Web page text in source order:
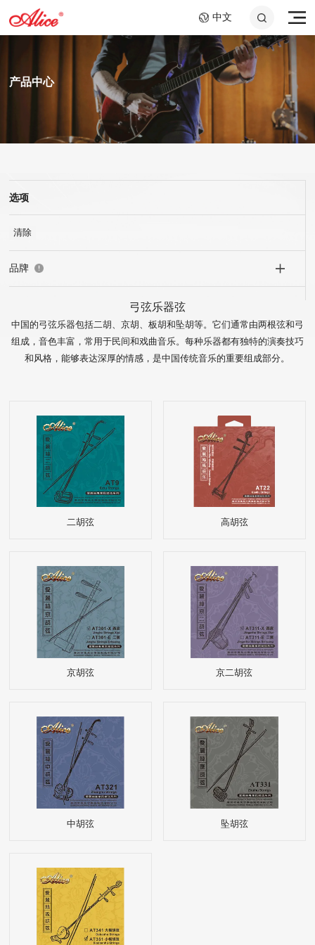
中文
AWR58-7SL 09-58超轻
弦,七弦镀镍合金电吉他
弦,镍钢电吉他弦
A807 钢绳芯镍铬大提琴
弦
琴弦
A046C 钢环指套 -长加
短套装
产品中心
选项
清除
品牌
弓弦乐器弦
中国的弓弦乐器包括二胡、京胡、板胡和坠胡等。它们通常由两根弦和弓
组成，音色丰富，常用于民间和戏曲音乐。每种乐器都有独特的演奏技巧
和风格，能够表达深厚的情感，是中国传统音乐的重要组成部分。
二胡弦 高胡弦
京胡弦 京二胡弦
中胡弦 坠胡弦